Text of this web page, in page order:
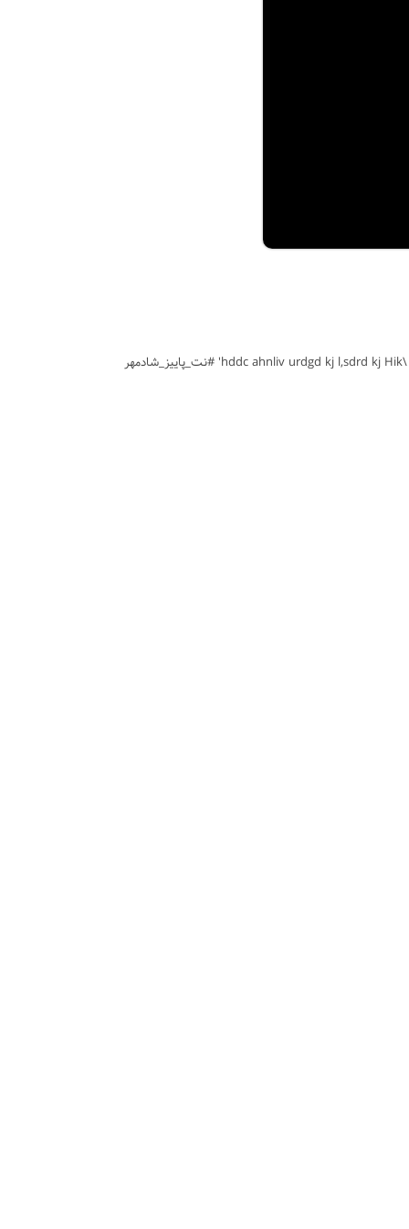
#پاییز #شادمهر عقیلی #ویولن #پاپ ایرانی #متوسط #نت #sheet #ملودی #melody #موسیقی #violin (Paeez Shadmehr Aghili) music #نت_شامهر \hddc ahnliv urdgd kj l,sdrd kj Hik' #نت_پاییز_شادمهر